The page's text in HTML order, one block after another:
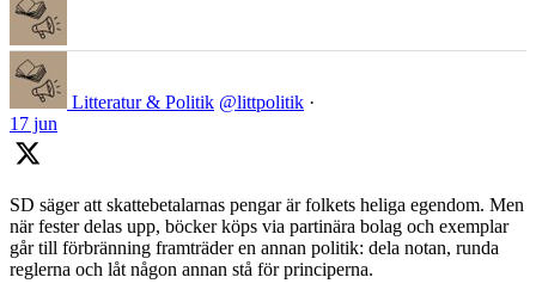
Litteratur & Politik @littpolitik ·
17 jun
SD säger att skattebetalarnas pengar är folkets heliga egendom. Men
när fester delas upp, böcker köps via partinära bolag och exemplar
går till förbränning framträder en annan politik: dela notan, runda
reglerna och låt någon annan stå för principerna.